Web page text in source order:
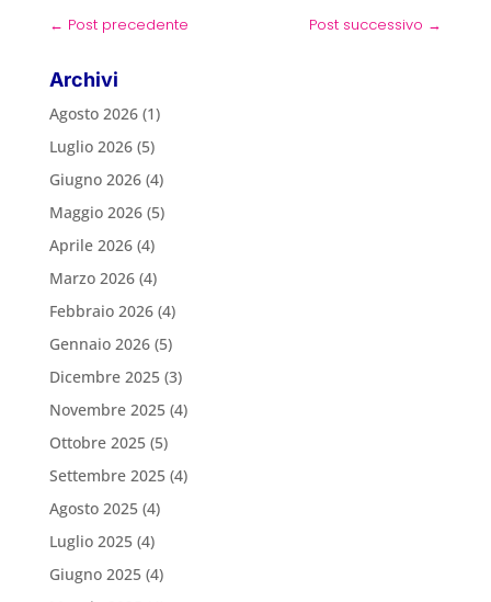
← Post precedente Post successivo →
Archivi
Agosto 2026(1)
Luglio 2026(5)
Giugno 2026(4)
Maggio 2026(5)
Aprile 2026(4)
Marzo 2026(4)
Febbraio 2026(4)
Gennaio 2026(5)
Dicembre 2025(3)
Novembre 2025(4)
Ottobre 2025(5)
Settembre 2025(4)
Agosto 2025(4)
Luglio 2025(4)
Giugno 2025(4)